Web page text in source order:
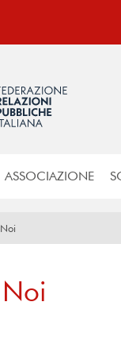
ASSOCIAZIONE